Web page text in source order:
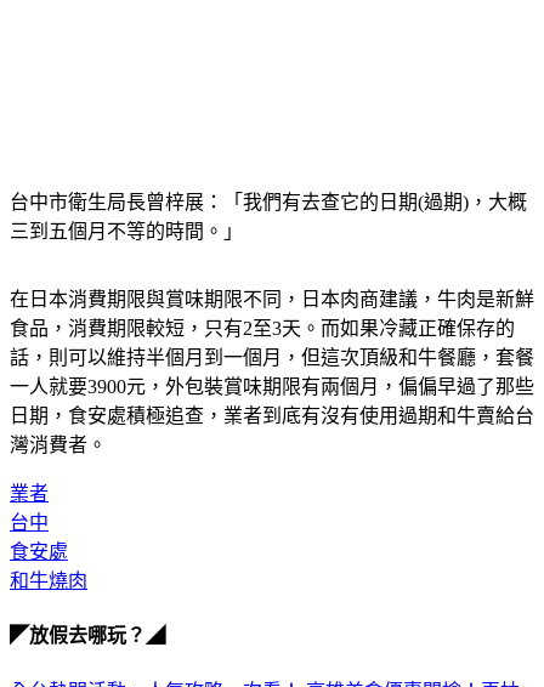
台中市衛生局長曾梓展：「我們有去查它的日期(過期)，大概
三到五個月不等的時間。」
在日本消費期限與賞味期限不同，日本肉商建議，牛肉是新鮮
食品，消費期限較短，只有2至3天。而如果冷藏正確保存的
話，則可以維持半個月到一個月，但這次頂級和牛餐廳，套餐
一人就要3900元，外包裝賞味期限有兩個月，偏偏早過了那些
日期，食安處積極追查，業者到底有沒有使用過期和牛賣給台
灣消費者。
業者
台中
食安處
和牛燒肉
◤放假去哪玩？◢